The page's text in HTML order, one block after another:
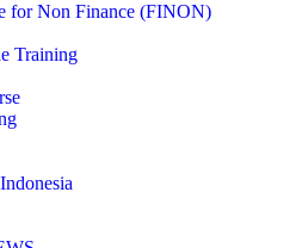
for Non Finance (FINON)
Training